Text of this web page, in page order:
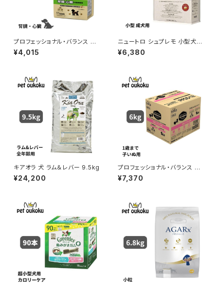
プロフェッショナル・バランス エ
クストラケア 腎臓・心臓の健康
維持 2.4kg 4902418001777
¥4,015
ニュートロ シュプレモ 小型犬
成犬用 3kg 456235878178
0
¥6,380
キアオラ 犬 ラム＆レバー 9.5kg
¥24,200
プロフェッショナル・バランス １
歳まで 子いぬ用 6ｋｇ
¥7,370